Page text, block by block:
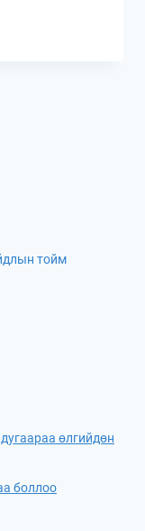
тойм
өлгийдөн
боллоо